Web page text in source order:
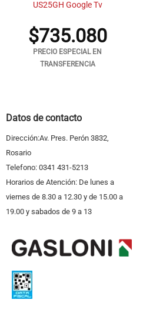
US25GH Google Tv
$735.080
PRECIO ESPECIAL EN
TRANSFERENCIA
Datos de contacto
Dirección:Av. Pres. Perón 3832,
Rosario
Telefono: 0341 431-5213
Horarios de Atención: De lunes a
viernes de 8.30 a 12.30 y de 15.00 a
19.00 y sabados de 9 a 13